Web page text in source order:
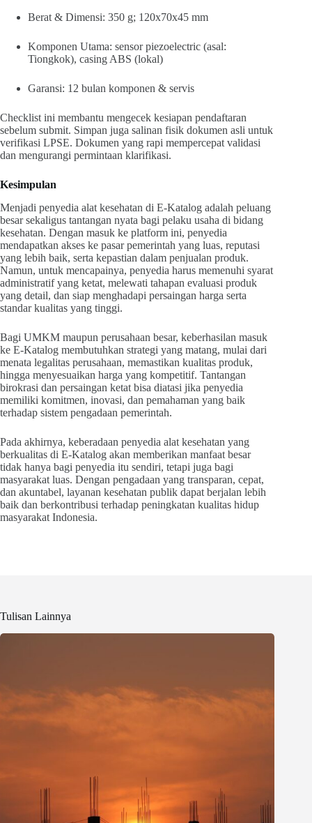
Berat & Dimensi: 350 g; 120x70x45 mm
Komponen Utama: sensor piezoelectric (asal:
Tiongkok), casing ABS (lokal)
Garansi: 12 bulan komponen & servis
Checklist ini membantu mengecek kesiapan pendaftaran
sebelum submit. Simpan juga salinan fisik dokumen asli untuk
verifikasi LPSE. Dokumen yang rapi mempercepat validasi
dan mengurangi permintaan klarifikasi.
Kesimpulan
Menjadi penyedia alat kesehatan di E-Katalog adalah peluang
besar sekaligus tantangan nyata bagi pelaku usaha di bidang
kesehatan. Dengan masuk ke platform ini, penyedia
mendapatkan akses ke pasar pemerintah yang luas, reputasi
yang lebih baik, serta kepastian dalam penjualan produk.
Namun, untuk mencapainya, penyedia harus memenuhi syarat
administratif yang ketat, melewati tahapan evaluasi produk
yang detail, dan siap menghadapi persaingan harga serta
standar kualitas yang tinggi.
Bagi UMKM maupun perusahaan besar, keberhasilan masuk
ke E-Katalog membutuhkan strategi yang matang, mulai dari
menata legalitas perusahaan, memastikan kualitas produk,
hingga menyesuaikan harga yang kompetitif. Tantangan
birokrasi dan persaingan ketat bisa diatasi jika penyedia
memiliki komitmen, inovasi, dan pemahaman yang baik
terhadap sistem pengadaan pemerintah.
Pada akhirnya, keberadaan penyedia alat kesehatan yang
berkualitas di E-Katalog akan memberikan manfaat besar
tidak hanya bagi penyedia itu sendiri, tetapi juga bagi
masyarakat luas. Dengan pengadaan yang transparan, cepat,
dan akuntabel, layanan kesehatan publik dapat berjalan lebih
baik dan berkontribusi terhadap peningkatan kualitas hidup
masyarakat Indonesia.
Tulisan Lainnya